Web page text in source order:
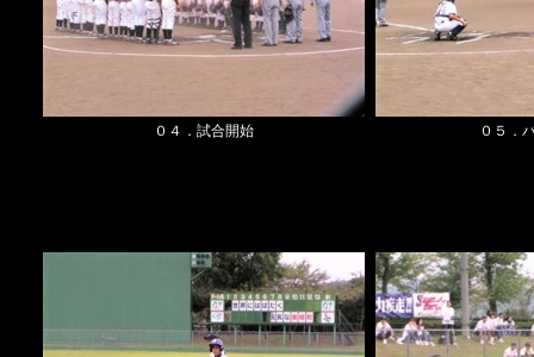
０４．試合開始 ０５．